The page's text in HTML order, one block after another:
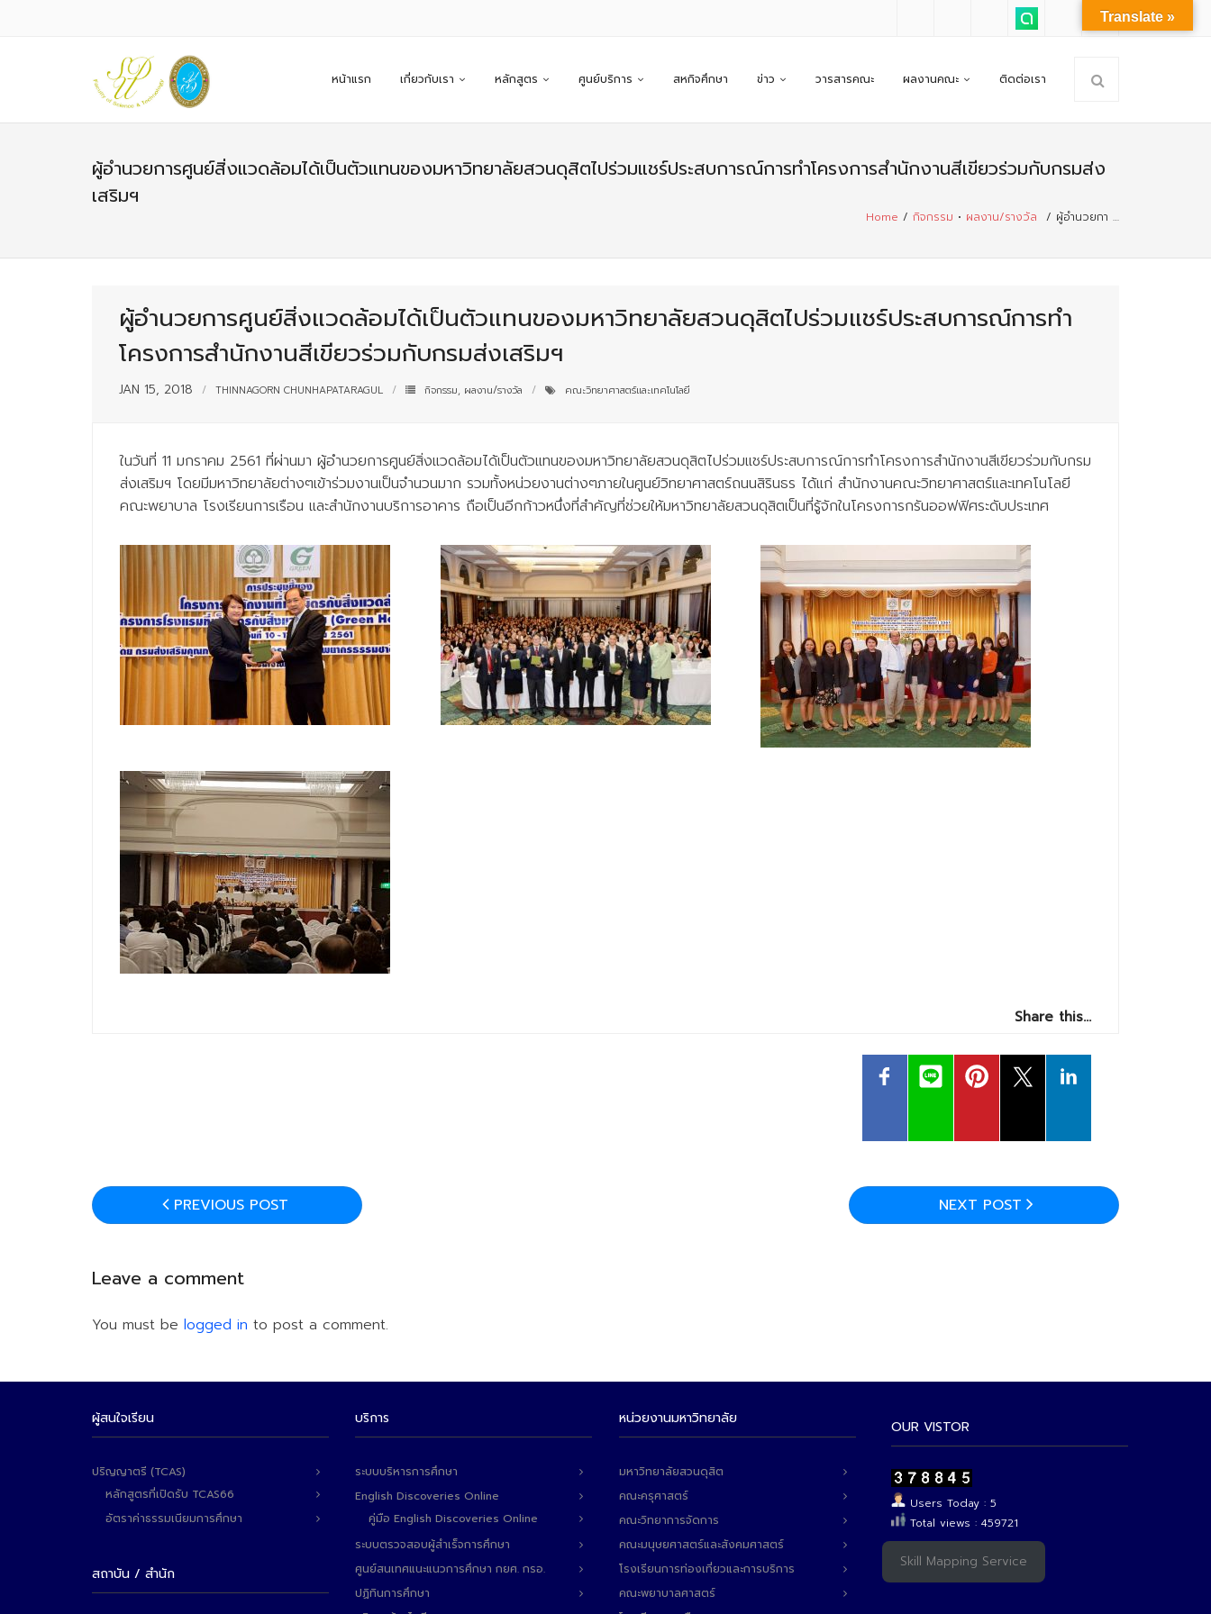
หน้าแรก เกี่ยวกับเรา หลักสูตร ศูนย์บริการ สหกิจศึกษา ข่าว วารสารคณะ ผลงานคณะ ติดต่อเรา
ผู้อำนวยการศูนย์สิ่งแวดล้อมได้เป็นตัวแทนของมหาวิทยาลัยสวนดุสิตไปร่วมแชร์ประสบการณ์การทำโครงการสำนักงานสีเขียวร่วมกับกรมส่ง
เสริมฯ
Home / กิจกรรม • ผลงาน/รางวัล / ผู้อำนวยกา …
ผู้อำนวยการศูนย์สิ่งแวดล้อมได้เป็นตัวแทนของมหาวิทยาลัยสวนดุสิตไปร่วมแชร์ประสบการณ์การทำ
โครงการสำนักงานสีเขียวร่วมกับกรมส่งเสริมฯ
JAN 15, 2018 THINNAGORN CHUNHAPATARAGUL กิจกรรม, ผลงาน/รางวัล คณะวิทยาศาสตร์และเทคโนโลยี
ในวันที่ 11 มกราคม 2561 ที่ผ่านมา ผู้อำนวยการศูนย์สิ่งแวดล้อมได้เป็นตัวแทนของมหาวิทยาลัยสวนดุสิตไปร่วมแชร์ประสบการณ์การทำโครงการสำนักงานสีเขียวร่วมกับกรม
ส่งเสริมฯ โดยมีมหาวิทยาลัยต่างๆเข้าร่วมงานเป็นจำนวนมาก รวมทั้งหน่วยงานต่างๆภายในศูนย์วิทยาศาสตร์ถนนสิรินธร ได้แก่ สำนักงานคณะวิทยาศาสตร์และเทคโนโลยี
คณะพยาบาล โรงเรียนการเรือน และสำนักงานบริการอาคาร ถือเป็นอีกก้าวหนึ่งที่สำคัญที่ช่วยให้มหาวิทยาลัยสวนดุสิตเป็นที่รู้จักในโครงการกรันออฟฟิศระดับประเทศ
Share this…
PREVIOUS POST NEXT POST
Leave a comment
You must be logged in to post a comment.
ผู้สนใจเรียน
ปริญญาตรี (TCAS)
หลักสูตรที่เปิดรับ TCAS66
อัตราค่าธรรมเนียมการศึกษา
สถาบัน / สำนัก
บริการ
ระบบบริหารการศึกษา
English Discoveries Online
คู่มือ English Discoveries Online
ระบบตรวจสอบผู้สำเร็จการศึกษา
ศูนย์สนเทศแนะแนวการศึกษา กยศ. กรอ.
ปฏิทินการศึกษา
หน่วยงานมหาวิทยาลัย
มหาวิทยาลัยสวนดุสิต
คณะครุศาสตร์
คณะวิทยาการจัดการ
คณะมนุษยศาสตร์และสังคมศาสตร์
โรงเรียนการท่องเที่ยวและการบริการ
คณะพยาบาลศาสตร์
OUR VISTOR
Users Today : 5
Total views : 459721
Skill Mapping Service
Translate »